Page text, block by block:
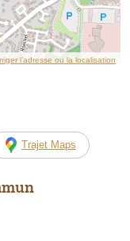
l’adresse ou la localisation
Trajet Maps